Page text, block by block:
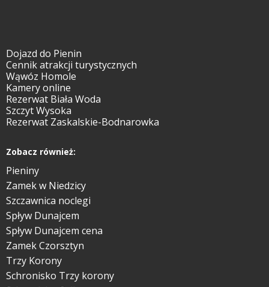
Dojazd do Pienin
Cennik atrakcji turystycznych
Wąwóz Homole
Kamery online
Rezerwat Biała Woda
Szczyt Wysoka
Rezerwat Zaskalskie-Bodnarowka
Zobacz również:
Pieniny
Zamek w Niedzicy
Szczawnica noclegi
Spływ Dunajcem
Spływ Dunajcem cena
Zamek Czorsztyn
Trzy Korony
Schronisko Trzy korony